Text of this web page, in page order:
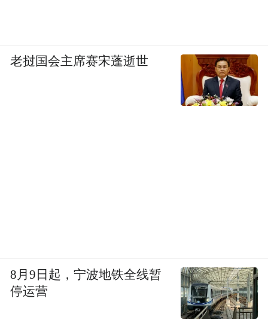
老挝国会主席赛宋蓬逝世
8月9日起，宁波地铁全线暂
停运营